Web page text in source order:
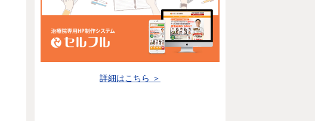
詳細はこちら ＞